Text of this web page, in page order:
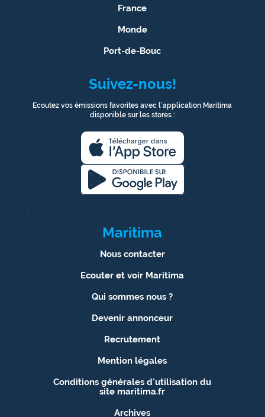
France
Monde
Port-de-Bouc
Suivez-nous!
Ecoutez vos émissions favorites avec l’application Maritima
disponible sur les stores :
1
Maritima
Nous contacter
Ecouter et voir Maritima
Qui sommes nous ?
Devenir annonceur
Recrutement
Mention légales
Conditions générales d'utilisation du
site maritima.fr
Archives